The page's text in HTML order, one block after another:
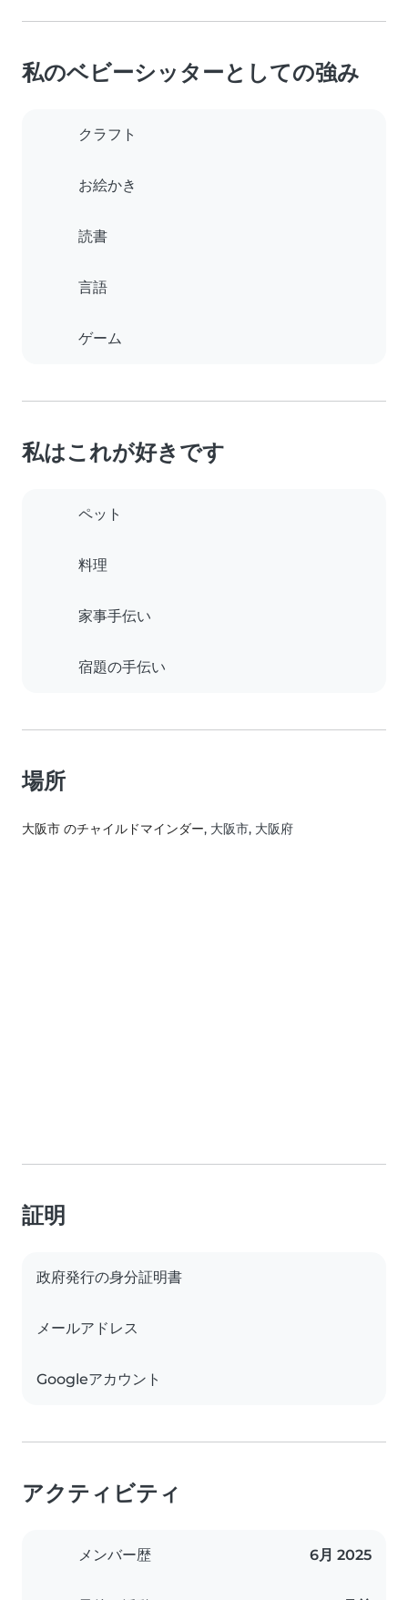
私のベビーシッターとしての強み
クラフト
お絵かき
読書
言語
ゲーム
私はこれが好きです
ペット
料理
家事手伝い
宿題の手伝い
場所
大阪市 のチャイルドマインダー, 大阪市, 大阪府
証明
政府発行の身分証明書
メールアドレス
Googleアカウント
アクティビティ
メンバー歴 6月 2025